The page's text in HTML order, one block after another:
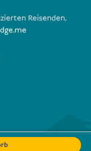
Reisenden,